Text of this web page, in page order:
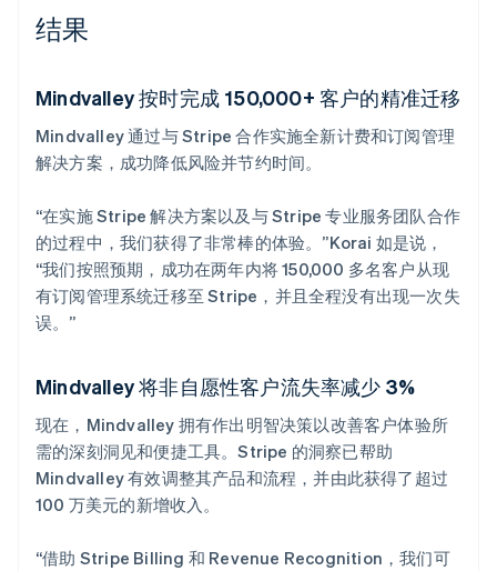
结果
Mindvalley 按时完成 150,000+ 客户的精准迁移
Mindvalley 通过与 Stripe 合作实施全新计费和订阅管理
解决方案，成功降低风险并节约时间。
“在实施 Stripe 解决方案以及与 Stripe 专业服务团队合作
的过程中，我们获得了非常棒的体验。”Korai 如是说，
“我们按照预期，成功在两年内将 150,000 多名客户从现
有订阅管理系统迁移至 Stripe，并且全程没有出现一次失
误。”
Mindvalley 将非自愿性客户流失率减少 3%
现在，Mindvalley 拥有作出明智决策以改善客户体验所
需的深刻洞见和便捷工具。Stripe 的洞察已帮助
Mindvalley 有效调整其产品和流程，并由此获得了超过
100 万美元的新增收入。
“借助 Stripe Billing 和 Revenue Recognition，我们可